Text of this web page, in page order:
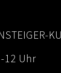
12 Uhr